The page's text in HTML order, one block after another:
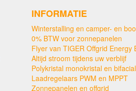
INFORMATIE
Winterstalling en camper- en
0% BTW voor zonnepanelen
Flyer van TIGER Offgrid Energy
Altijd stroom tijdens uw verblijf
Polykristal monokristal en bifacial
Laadregelaars PWM en MPPT
Zonnepanelen en offgrid